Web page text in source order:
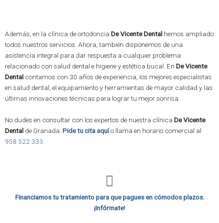
Además, en la clínica de ortodoncia De Vicente Dental hemos ampliado
todos nuestros servicios. Ahora, también disponemos de una
asistencia integral para dar respuesta a cualquier problema
relacionado con salud dental e higiene y estética bucal. En De Vicente
Dental contamos con 30 años de experiencia, los mejores especialistas
en salud dental, el equipamiento y herramientas de mayor calidad y las
últimas innovaciones técnicas para lograr tu mejor sonrisa.
No dudes en consultar con los expertos de nuestra clínica De Vicente
Dental de Granada. Pide tu cita aquío llama en horario comercial al
958 522 333
Financiamos tu tratamiento para que pagues en cómodos plazos.
¡Infórmate!